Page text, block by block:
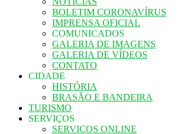
BOLETIM CORONAVÍRUS
IMPRENSA OFICIAL
COMUNICADOS
GALERIA DE IMAGENS
GALERIA DE VÍDEOS
CONTATO
CIDADE
HISTÓRIA
BRASÃO E BANDEIRA
TURISMO
SERVIÇOS
SERVIÇOS ONLINE